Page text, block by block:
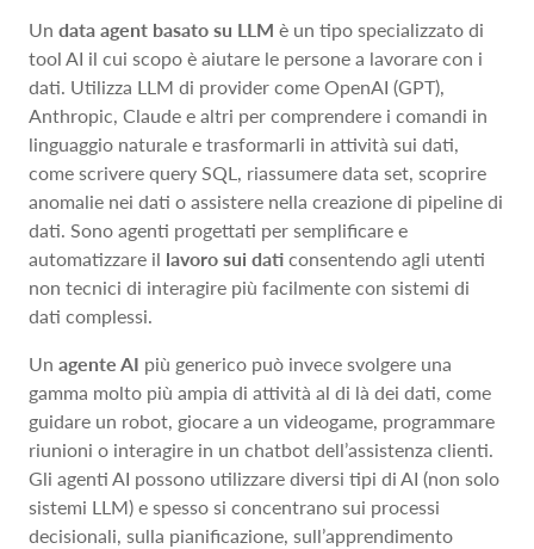
Un data agent basato su LLM è un tipo specializzato di
tool AI il cui scopo è aiutare le persone a lavorare con i
dati. Utilizza LLM di provider come OpenAI (GPT),
Anthropic, Claude e altri per comprendere i comandi in
linguaggio naturale e trasformarli in attività sui dati,
come scrivere query SQL, riassumere data set, scoprire
anomalie nei dati o assistere nella creazione di pipeline di
dati. Sono agenti progettati per semplificare e
automatizzare il lavoro sui dati consentendo agli utenti
non tecnici di interagire più facilmente con sistemi di
dati complessi.
Un agente AI più generico può invece svolgere una
gamma molto più ampia di attività al di là dei dati, come
guidare un robot, giocare a un videogame, programmare
riunioni o interagire in un chatbot dell’assistenza clienti.
Gli agenti AI possono utilizzare diversi tipi di AI (non solo
sistemi LLM) e spesso si concentrano sui processi
decisionali, sulla pianificazione, sull’apprendimento